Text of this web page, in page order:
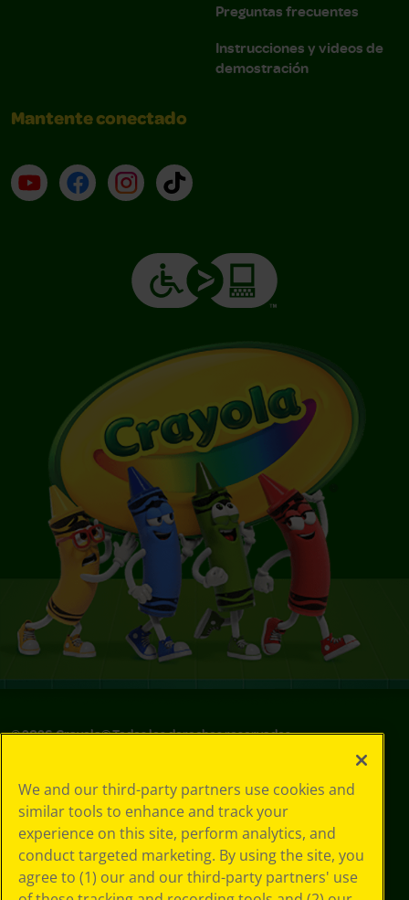
Preguntas frecuentes
Instrucciones y videos de
demostración
Mantente conectado
YouTube (en inglés)
Facebook (en inglés)
Instagram (en inglés)
TikTok
©2026Crayola® Todos los derechos reservados.
de privacidad
Política de
privacidad
Términos de SMS
GDPR
Aviso de
We and our third-party partners use cookies and
similar tools to enhance and track your
experience on this site, perform analytics, and
conduct targeted marketing. By using the site, you
agree to (1) our and our third-party partners' use